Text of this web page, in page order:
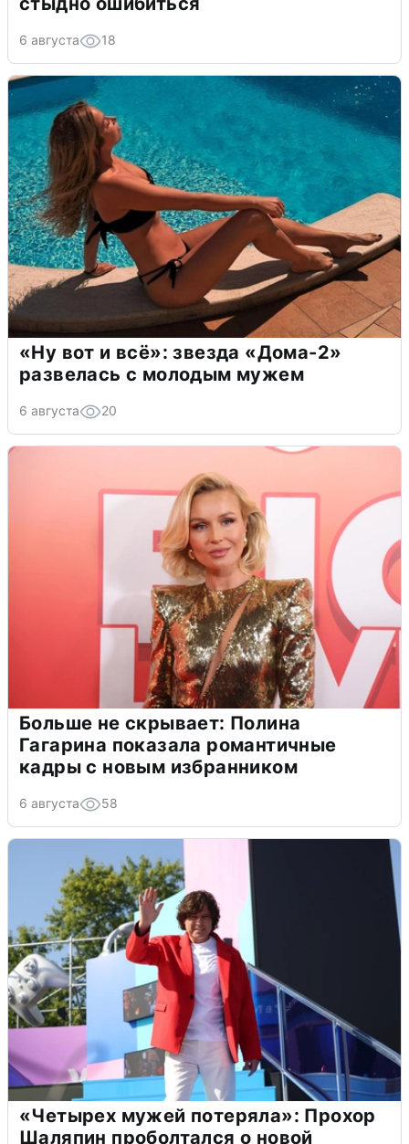
6 августа 18
«Ну вот и всё»: звезда «Дома-2»
развелась с молодым мужем
6 августа 20
Больше не скрывает: Полина
Гагарина показала романтичные
кадры с новым избранником
6 августа 58
«Четырех мужей потеряла»: Прохор
Шаляпин проболтался о новой